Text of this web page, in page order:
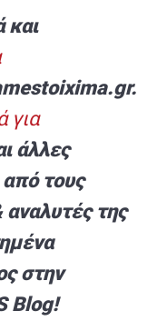
και
για
άλλες
από τους
της
στην
Blog!